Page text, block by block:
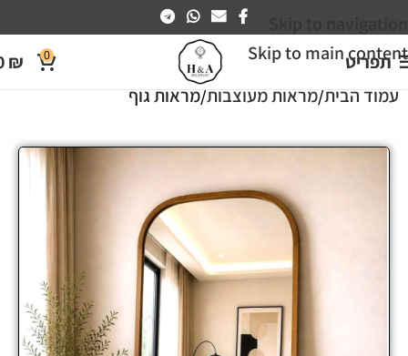
Skip to main content
תפריט 0
₪
עמוד הבית מראות מעוצבות מראות גוף